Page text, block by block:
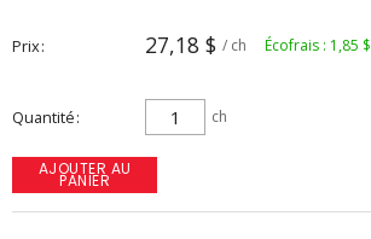
Prix 27,18 $ / ch Écofrais : 1,85 $
Quantité ch
AJOUTER AU
PANIER